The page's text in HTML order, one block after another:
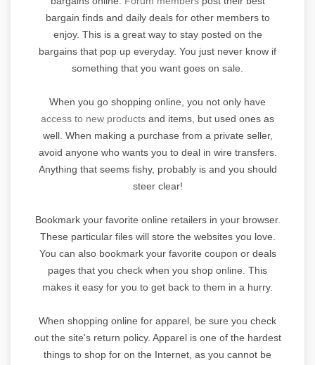
bargain finds and daily deals for other members to
enjoy. This is a great way to stay posted on the
bargains that pop up everyday. You just never know if
something that you want goes on sale.
When you go shopping online, you not only have
access to new products and items, but used ones as
well. When making a purchase from a private seller,
avoid anyone who wants you to deal in wire transfers.
Anything that seems fishy, probably is and you should
steer clear!
Bookmark your favorite online retailers in your browser.
These particular files will store the websites you love.
You can also bookmark your favorite coupon or deals
pages that you check when you shop online. This
makes it easy for you to get back to them in a hurry.
When shopping online for apparel, be sure you check
out the site's return policy. Apparel is one of the hardest
things to shop for on the Internet, as you cannot be